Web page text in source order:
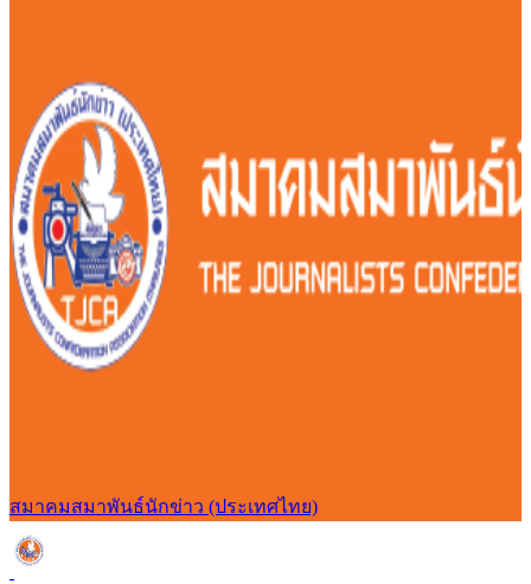
สมาคมสมาพันธ์นักข่าว (ประเทศไทย)